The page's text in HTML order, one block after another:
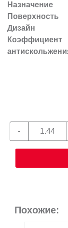
Назначение
Поверхность
Дизайн
Коэффициент
Похожие: